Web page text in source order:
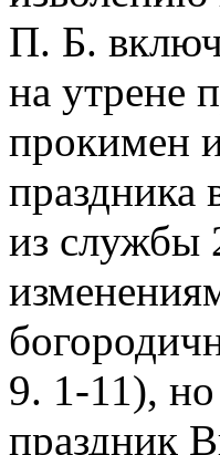
П. Б.
на утрене
прокимен
праздника
из службы
9. 1-11), но
праздник